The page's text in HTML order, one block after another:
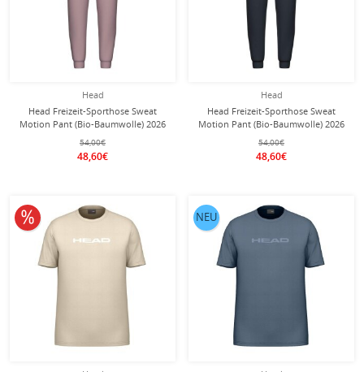
Head
Head Freizeit-Sporthose Sweat
Motion Pant (Bio-Baumwolle) 2026
lang lila Herren
54,00€
48,60€
Head
Head Freizeit-Sporthose Sweat
Motion Pant (Bio-Baumwolle) 2026
lang navyblau Herren
54,00€
48,60€
10% reduziert NEU